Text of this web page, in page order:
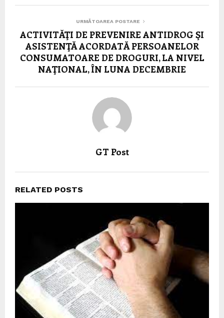
URMĂTOAREA POSTARE
ACTIVITĂŢI DE PREVENIRE ANTIDROG ŞI
ASISTENŢĂ ACORDATĂ PERSOANELOR
CONSUMATOARE DE DROGURI, LA NIVEL
NAŢIONAL, ÎN LUNA DECEMBRIE
GT Post
RELATED POSTS